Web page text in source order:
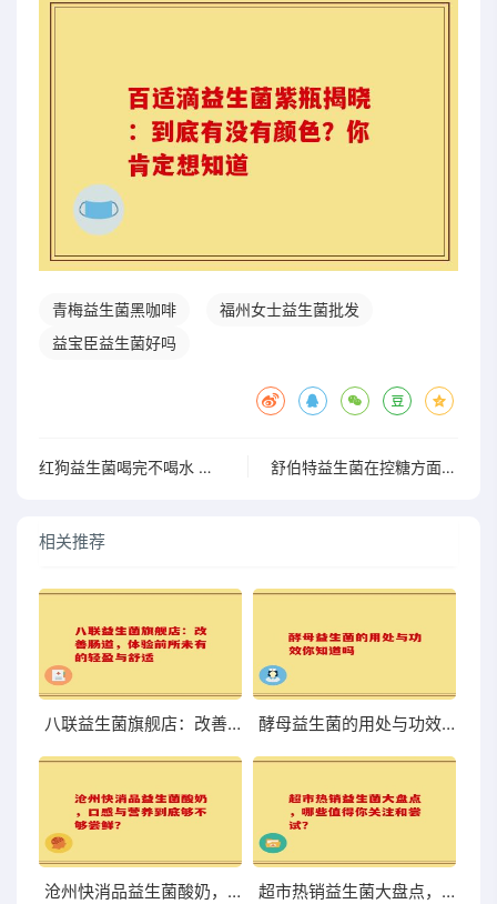
青梅益生菌黑咖啡
福州女士益生菌批发
益宝臣益生菌好吗
红狗益生菌喝完不喝水 是正常现象还是有潜在问题 舒伯特益生菌在控糖方面的潜力与应用探讨
相关推荐
八联益生菌旗舰店：改善肠道，体验前所未有的轻盈与舒适 酵母益生菌的用处与功效你知道吗
沧州快消品益生菌酸奶，口感与营养到底够不够尝鲜？ 超市热销益生菌大盘点，哪些值得你关注和尝试？